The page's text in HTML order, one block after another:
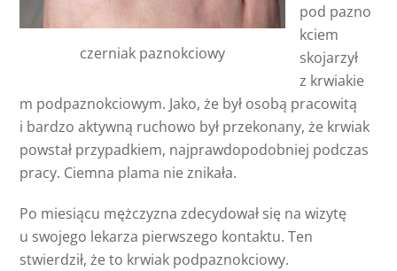
czerniak paznokciowy
pod pazno
kciem
skojarzył
z krwiakie
m podpaznokciowym. Jako, że był osobą pracowitą
i bardzo aktywną ruchowo był przekonany, że krwiak
powstał przypadkiem, najprawdopodobniej podczas
pracy. Ciemna plama nie znikała.
Po miesiącu mężczyzna zdecydował się na wizytę
u swojego lekarza pierwszego kontaktu. Ten
stwierdził, że to krwiak podpaznokciowy.